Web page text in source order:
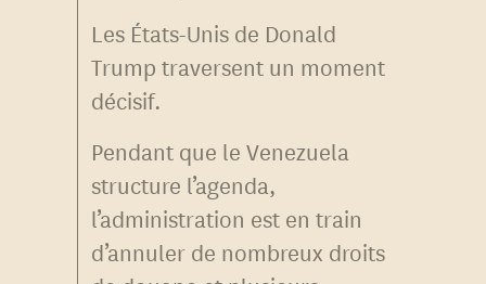
Les États-Unis de Donald
Trump traversent un moment
décisif.
Pendant que le Venezuela
structure l’agenda,
l’administration est en train
d’annuler de nombreux droits